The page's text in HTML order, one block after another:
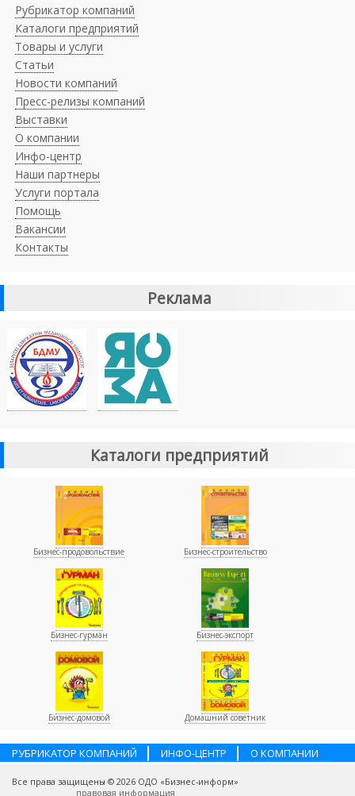
Рубрикатор компаний
Каталоги предприятий
Товары и услуги
Статьи
Новости компаний
Пресс-релизы компаний
Выставки
О компании
Инфо-центр
Наши партнеры
Услуги портала
Помощь
Вакансии
Контакты
Реклама
Каталоги предприятий
Бизнес-продовольствие Бизнес-строительство
Бизнес-гурман Бизнес-экспорт
Бизнес-домовой Домашний советник
РУБРИКАТОР КОМПАНИЙ ИНФО-ЦЕНТР
О КОМПАНИИ
Все права защищены © 2026 ОДО «Бизнес-информ»
правовая информация